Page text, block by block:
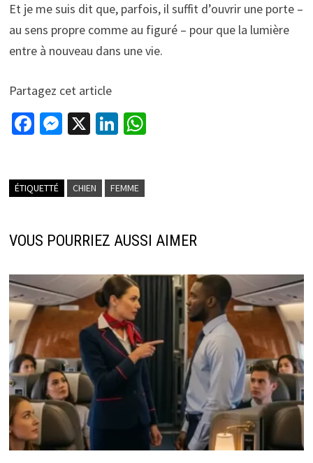
Et je me suis dit que, parfois, il suffit d’ouvrir une porte –
au sens propre comme au figuré – pour que la lumière
entre à nouveau dans une vie.
Partagez cet article
Fa
o
k
M
n
r
X Li
dI
W
p
ÉTIQUETTÉ CHIEN FEMME
VOUS POURRIEZ AUSSI AIMER